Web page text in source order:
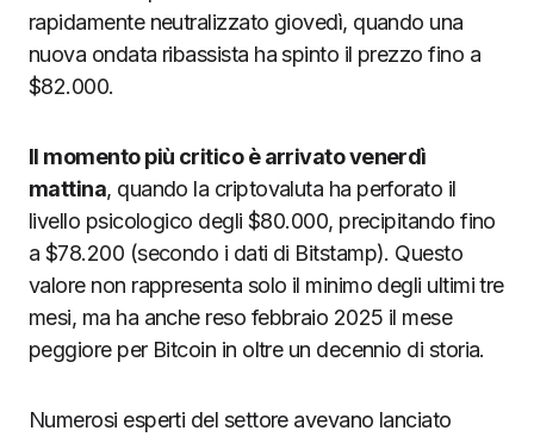
rapidamente neutralizzato giovedì, quando una
nuova ondata ribassista ha spinto il prezzo fino a
$82.000.
Il momento più critico è arrivato venerdì
mattina, quando la criptovaluta ha perforato il
livello psicologico degli $80.000, precipitando fino
a $78.200 (secondo i dati di Bitstamp). Questo
valore non rappresenta solo il minimo degli ultimi tre
mesi, ma ha anche reso febbraio 2025 il mese
peggiore per Bitcoin in oltre un decennio di storia.
Numerosi esperti del settore avevano lanciato